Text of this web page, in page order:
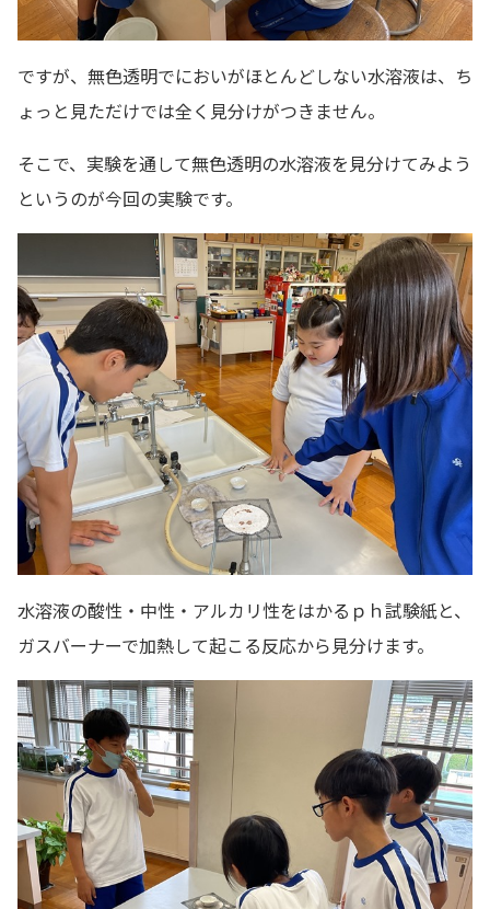
ですが、無色透明でにおいがほとんどしない水溶液は、ち
ょっと見ただけでは全く見分けがつきません。
そこで、実験を通して無色透明の水溶液を見分けてみよう
というのが今回の実験です。
水溶液の酸性・中性・アルカリ性をはかるｐｈ試験紙と、
ガスバーナーで加熱して起こる反応から見分けます。